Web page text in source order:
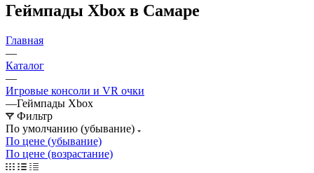
Геймпады Xbox в Самаре
Главная
—
Каталог
—
Игровые консоли и VR очки
—Геймпады Xbox
Фильтр
По умолчанию (убывание)
По цене (убывание)
По цене (возрастание)